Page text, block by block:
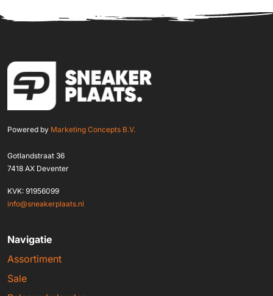
Powered by Marketing Concepts B.V.
Gotlandstraat 36
7418 AX Deventer
KVK: 91956099
info@sneakerplaats.nl
Navigatie
Assortiment
Sale